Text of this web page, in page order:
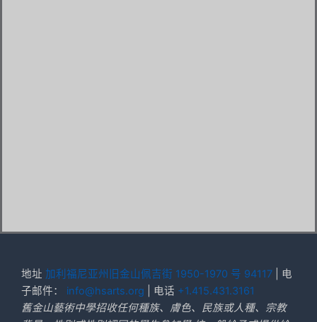
地址 加利福尼亚州旧金山佩吉街 1950-1970 号 94117 | 电
子邮件： info@hsarts.org | 电话 +1.415.431.3161
舊金山藝術中學招收任何種族、膚色、民族或人種、宗教